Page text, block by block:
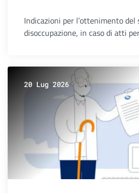
Indicazioni per l’ottenimento del
disoccupazione, in caso di atti
20 Lug 2026